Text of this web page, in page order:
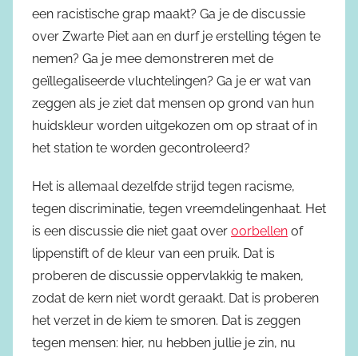
een racistische grap maakt? Ga je de discussie
over Zwarte Piet aan en durf je erstelling tégen te
nemen? Ga je mee demonstreren met de
geïllegaliseerde vluchtelingen? Ga je er wat van
zeggen als je ziet dat mensen op grond van hun
huidskleur worden uitgekozen om op straat of in
het station te worden gecontroleerd?
Het is allemaal dezelfde strijd tegen racisme,
tegen discriminatie, tegen vreemdelingenhaat. Het
is een discussie die niet gaat over oorbellen of
lippenstift of de kleur van een pruik. Dat is
proberen de discussie oppervlakkig te maken,
zodat de kern niet wordt geraakt. Dat is proberen
het verzet in de kiem te smoren. Dat is zeggen
tegen mensen: hier, nu hebben jullie je zin, nu